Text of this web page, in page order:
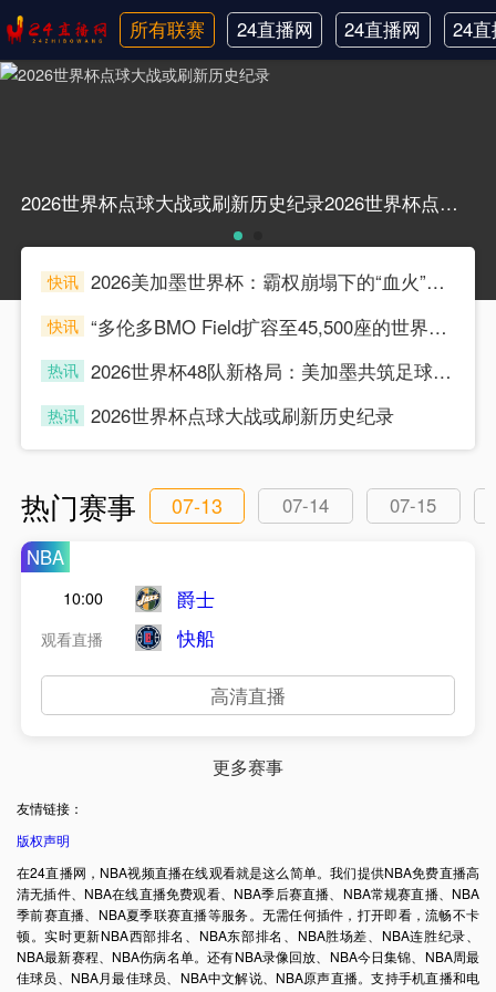
所有联赛
24直播网
日职联
24直播网
中甲
24
韩
2026世界杯点球大战或刷新历史纪录2026世界杯点球大战或刷新历史纪录
快讯
2026美加墨世界杯：霸权崩塌下的“血火”狂欢
快讯
“多伦多BMO Field扩容至45,500座的世界杯声场适配性仿真分析（2026）”
热讯
2026世界杯48队新格局：美加墨共筑足球盛宴，北美势力版图全面重构
热讯 2026世界杯点球大战或刷新历史纪录
热门赛事 07-13 07-14
07-15
NBA
10:00
观看直播
爵士
快船
高清直播
更多赛事
友情链接：
版权声明
在24直播网，NBA视频直播在线观看就是这么简单。我们提供NBA免费直播高
清无插件、NBA在线直播免费观看、NBA季后赛直播、NBA常规赛直播、NBA
季前赛直播、NBA夏季联赛直播等服务。无需任何插件，打开即看，流畅不卡
顿。实时更新NBA西部排名、NBA东部排名、NBA胜场差、NBA连胜纪录、
NBA最新赛程、NBA伤病名单。还有NBA录像回放、NBA今日集锦、NBA周最
佳球员、NBA月最佳球员、NBA中文解说、NBA原声直播。支持手机直播和电